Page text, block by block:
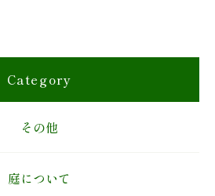
Category
その他
庭について